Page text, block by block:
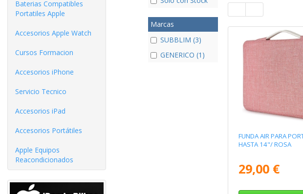
Baterias Compatibles
Portatiles Apple
Accesorios Apple Watch
Cursos Formacion
Accesorios iPhone
Servicio Tecnico
Accesorios iPad
Accesorios Portátiles
Apple Equipos
Reacondicionados
Marcas
SUBBLIM (3)
GENERICO (1)
FUNDA AIR PARA
HASTA 14"/ ROSA
29,00 €